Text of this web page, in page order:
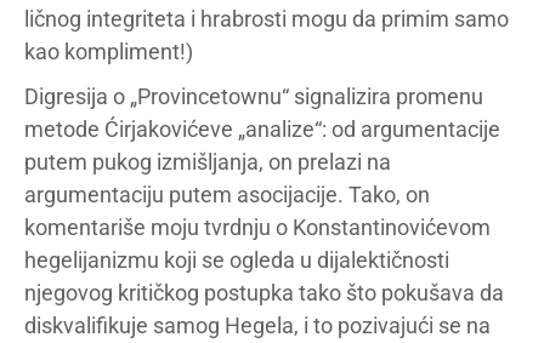
ličnog integriteta i hrabrosti mogu da primim samo
kao kompliment!)
Digresija o „Provincetownu“ signalizira promenu
metode Ćirjakovićeve „analize“: od argumentacije
putem pukog izmišljanja, on prelazi na
argumentaciju putem asocijacije. Tako, on
komentariše moju tvrdnju o Konstantinovićevom
hegelijanizmu koji se ogleda u dijalektičnosti
njegovog kritičkog postupka tako što pokušava da
diskvalifikuje samog Hegela, i to pozivajući se na